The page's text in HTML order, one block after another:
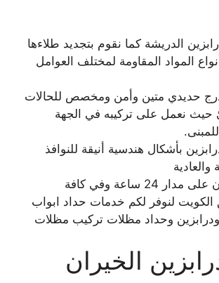
الدريشة كما نقوم بتجديد طلاءها
المواد المقاومة لمختلف العوامل
حديدي متين وأمن ومخصص للحالات
حيث نعمل على تركيبه في الجهة
بأشكال هندسية أنيقة للنوافذ
والعادية
متوافرون على مدار 24 ساعة وفي كافة
الكويت لنوفر لكم خدمات حداد ابواب
وحداد مظلات تركيب مظلات
الخيران